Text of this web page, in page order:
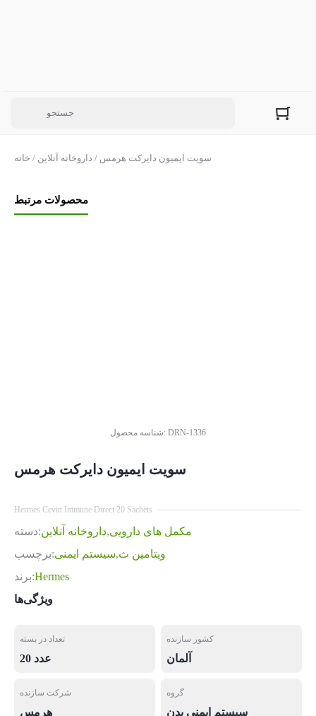
خانه / داروخانه آنلاین / سویت ایمیون دایرکت هرمس
محصولات مرتبط
شناسه محصول: DRN-1336
سویت ایمیون دایرکت هرمس
Hermes Cevitt Immune Direct 20 Sachets
دسته:داروخانه آنلاین,مکمل های دارویی
برچسب:سیستم ایمنی,ویتامین ث
برند:Hermes
ویژگی‌ها
تعداد در بسته
20 عدد
کشور سازنده
آلمان
شرکت سازنده
هرمس
گروه
سیستم ایمنی بدن